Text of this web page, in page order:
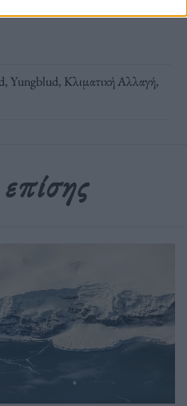
,Yungblud, Κλιματική Αλλαγή,